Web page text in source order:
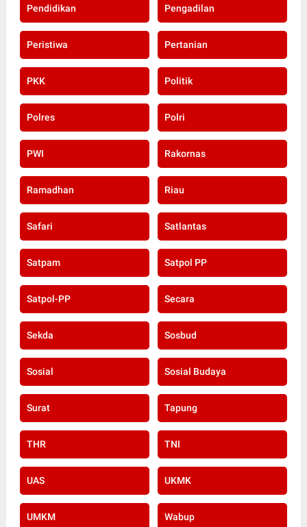
Pendidikan Pengadilan
Peristiwa Pertanian
PKK Politik
Polres Polri
PWI Rakornas
Ramadhan Riau
Safari Satlantas
Satpam Satpol PP
Satpol-PP Secara
Sekda Sosbud
Sosial Sosial Budaya
Surat Tapung
THR TNI
UAS UKMK
UMKM Wabup